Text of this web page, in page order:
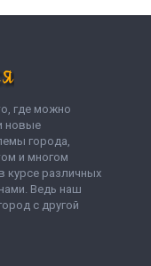
где можно
новые
города,
и многом
курсе различных
Ведь наш
с другой